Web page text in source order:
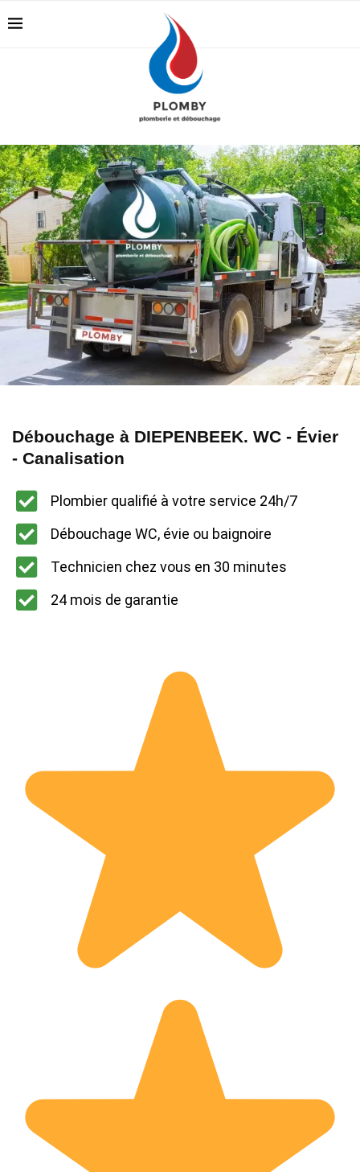
Débouchage à DIEPENBEEK. WC - Évier
- Canalisation
Plombier qualifié à votre service 24h/7
Débouchage WC, évie ou baignoire
Technicien chez vous en 30 minutes
24 mois de garantie